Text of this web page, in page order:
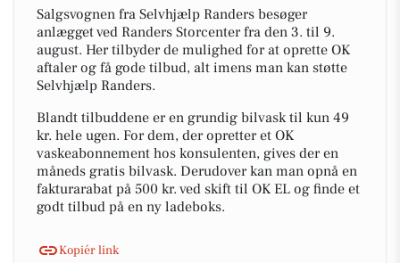
Salgsvognen fra Selvhjælp Randers besøger
anlægget ved Randers Storcenter fra den 3. til 9.
august. Her tilbyder de mulighed for at oprette OK
aftaler og få gode tilbud, alt imens man kan støtte
Selvhjælp Randers.
Blandt tilbuddene er en grundig bilvask til kun 49
kr. hele ugen. For dem, der opretter et OK
vaskeabonnement hos konsulenten, gives der en
måneds gratis bilvask. Derudover kan man opnå en
fakturarabat på 500 kr. ved skift til OK EL og finde et
godt tilbud på en ny ladeboks.
Kopiér link